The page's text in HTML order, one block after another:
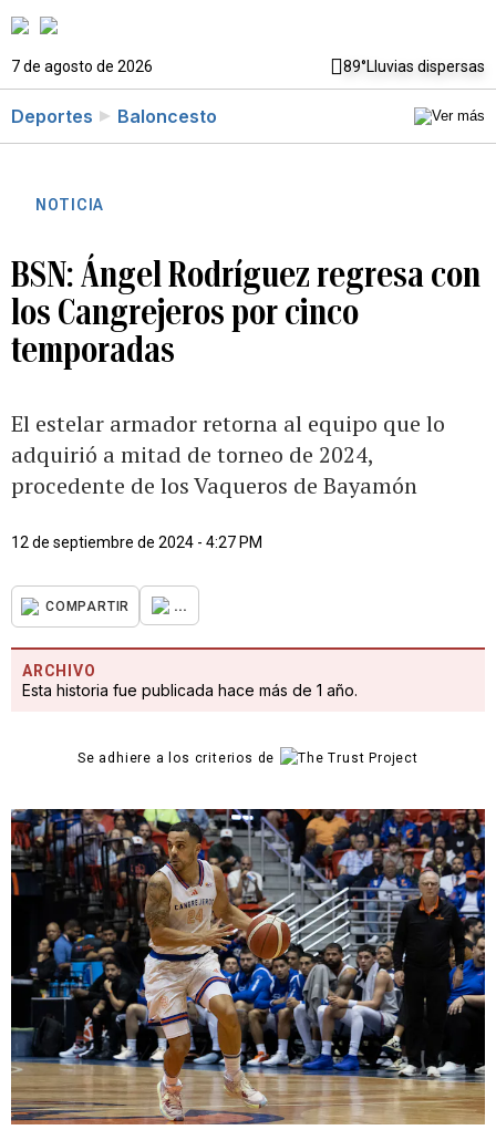
7 de agosto de 2026 89°Lluvias dispersas
Deportes Baloncesto
NOTICIA
BSN: Ángel Rodríguez regresa con
los Cangrejeros por cinco
temporadas
El estelar armador retorna al equipo que lo
adquirió a mitad de torneo de 2024,
procedente de los Vaqueros de Bayamón
12 de septiembre de 2024 - 4:27 PM
COMPARTIR ...
ARCHIVO
Esta historia fue publicada hace más de 1 año.
Se adhiere a los criterios de